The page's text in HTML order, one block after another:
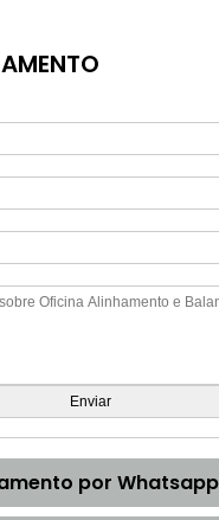
por Whatsapp